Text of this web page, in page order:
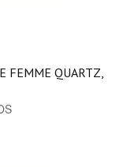
FEMME QUARTZ,